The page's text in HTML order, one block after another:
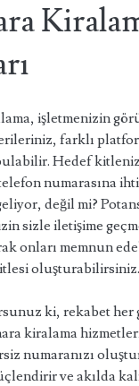
işletmenizin
farklı
Hedef
numarasına
değil mi?
sizle iletişime
onları memnun
oluşturabilirsiniz.
ki, rekabet her
kiralama
numaranızı
ve akılda